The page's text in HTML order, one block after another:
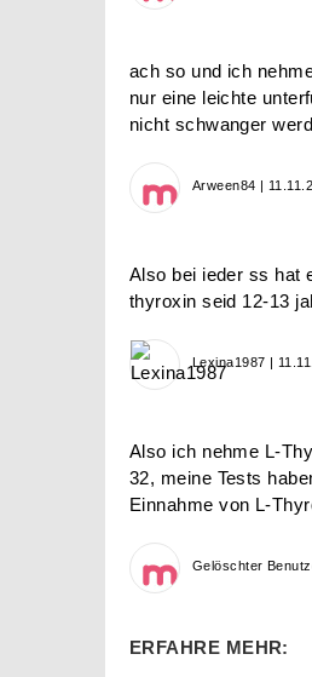
ach so und ich
nur eine leichte
nicht schwanger
Arween84 |
Also bei ieder ss hat
thyroxin seid 12-13
Lexina1987 |
Also ich nehme L-
32, meine Tests
Einnahme von L-
Gelöschter
ERFAHRE MEHR: